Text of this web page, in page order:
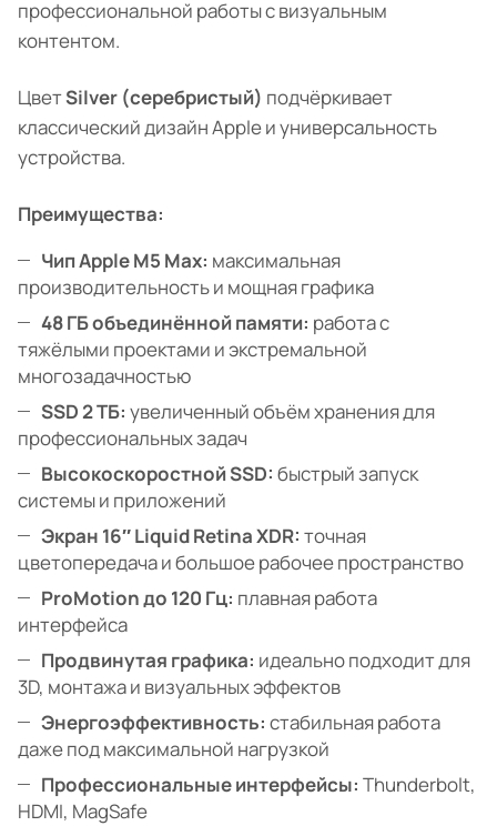
профессиональной работы с визуальным
контентом.
ЦветSilver (серебристый) подчёркивает
классический дизайн Apple и универсальность
устройства.
Преимущества:
Чип Apple M5 Max: максимальная
производительность и мощная графика
48 ГБ объединённой памяти: работа с
тяжёлыми проектами и экстремальной
многозадачностью
SSD 2 ТБ: увеличенный объём хранения для
профессиональных задач
Высокоскоростной SSD: быстрый запуск
системы и приложений
Экран 16″ Liquid Retina XDR: точная
цветопередача и большое рабочее пространство
ProMotion до 120 Гц: плавная работа
интерфейса
Продвинутая графика: идеально подходит для
3D, монтажа и визуальных эффектов
Энергоэффективность: стабильная работа
даже под максимальной нагрузкой
Профессиональные интерфейсы: Thunderbolt,
HDMI, MagSafe